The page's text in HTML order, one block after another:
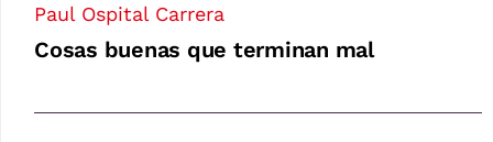
Paul Ospital Carrera
Cosas buenas que terminan mal